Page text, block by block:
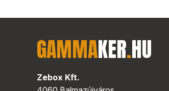
GAMMAKER.HU
Zebox Kft.